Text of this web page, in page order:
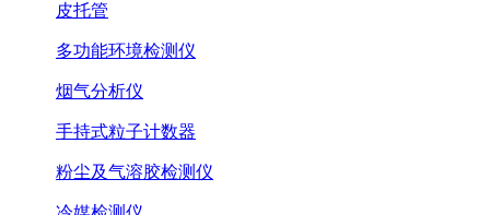
皮托管
多功能环境检测仪
烟气分析仪
手持式粒子计数器
粉尘及气溶胶检测仪